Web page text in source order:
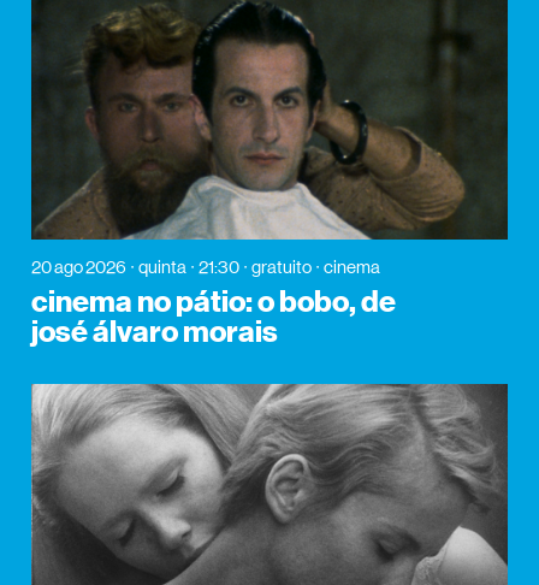
20 ago 2026 quinta 21:30 gratuito cinema
cinema no pátio: o bobo, de
josé álvaro morais